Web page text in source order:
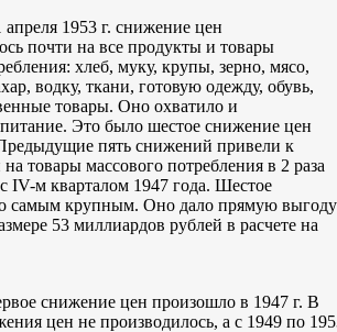
1953 г. снижение цен
почти на все продукты и товары
хлеб, муку, крупы, зерно, мясо,
водку, ткани, готовую одежду, обувь,
товары. Оно охватило и
Это было шестое снижение цен
пять снижений привели к
товары массового потребления в 2 раза
IV-м кварталом 1947 года. Шестое
самым крупным. Оно дало прямую выгоду
53 миллиардов рублей в расчете на
снижение цен произошло в 1947 г. В
цен не производилось, а с 1949 по